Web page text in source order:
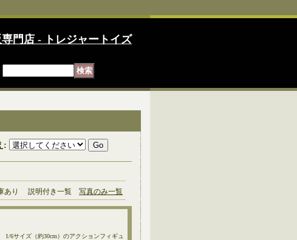
門店 - トレジャートイズ
:
:
あり 説明付き一覧 写真のみ一覧
1/6サイズ（約30cm）のアクションフィギュ